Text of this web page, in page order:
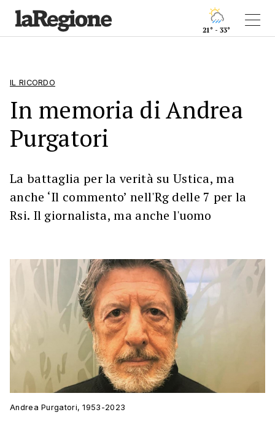
21° - 33°
IL RICORDO
In memoria di Andrea
Purgatori
La battaglia per la verità su Ustica, ma
anche ‘Il commento’ nell'Rg delle 7 per la
Rsi. Il giornalista, ma anche l'uomo
Andrea Purgatori, 1953-2023